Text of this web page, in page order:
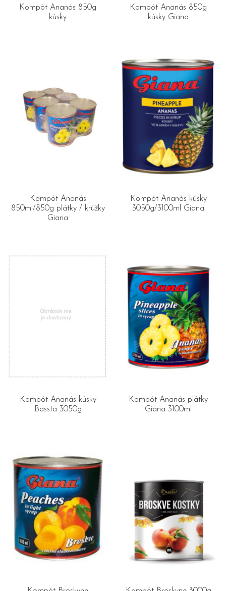
Kompót Ananás 850g
kúsky
Kompót Ananás 850g
kúsky Giana
Kompót Ananás
850ml/850g plátky / krúžky
Giana
Kompót Ananás kúsky
3050g/3100ml Giana
Kompót Ananás kúsky
Bassta 3050g
Kompót Ananás plátky
Giana 3100ml